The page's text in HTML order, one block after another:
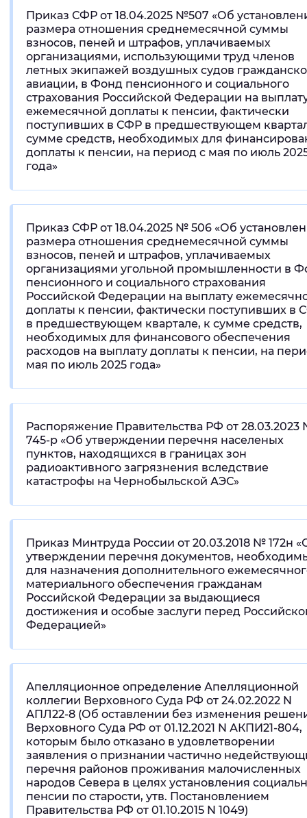
Приказ СФР от 18.04.2025 №507 «Об
размера отношения среднемесячной суммы
взносов, пеней и штрафов, уплачиваемых
организациями, использующими труд членов
летных экипажей воздушных судов
авиации, в Фонд пенсионного и социального
страхования Российской Федерации на
ежемесячной доплаты к пенсии, фактически
поступивших в СФР в предшествующем
сумме средств, необходимых для
доплаты к пенсии, на период с мая по июль
года»
Приказ СФР от 18.04.2025 № 506 «Об
размера отношения среднемесячной суммы
взносов, пеней и штрафов, уплачиваемых
организациями угольной промышленности в
пенсионного и социального страхования
Российской Федерации на выплату
доплаты к пенсии, фактически поступивших в
в предшествующем квартале, к сумме средств,
необходимых для финансового обеспечения
расходов на выплату доплаты к пенсии, на
мая по июль 2025 года»
Распоряжение Правительства РФ от
745-р «Об утверждении перечня населеных
пунктов, находящихся в границах зон
радиоактивного загрязнения вследствие
катастрофы на Чернобыльской АЭС»
Приказ Минтруда России от 20.03.2018 № 172н
утверждении перечня документов,
для назначения дополнительного
материального обеспечения гражданам
Российской Федерации за выдающиеся
достижения и особые заслуги перед
Федерацией»
Апелляционное определение Апелляционной
коллегии Верховного Суда РФ от 24.02.2022 N
АПЛ22-8 (Об оставлении без изменения
Верховного Суда РФ от 01.12.2021 N АКПИ21-804,
которым было отказано в удовлетворении
заявления о признании частично
перечня районов проживания малочисленных
народов Севера в целях установления
пенсии по старости, утв. Постановлением
Правительства РФ от 01.10.2015 N 1049)